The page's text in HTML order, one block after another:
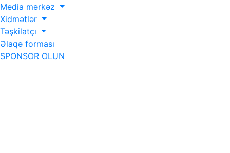
Media mərkəz
Xidmətlər
Təşkilatçı
Əlaqə forması
SPONSOR OLUN